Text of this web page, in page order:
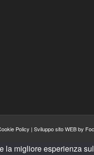
Policy | Sviluppo sito WEB by
migliore esperienza